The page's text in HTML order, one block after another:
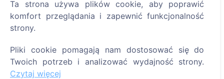
Polityka płatności
Ustawienia plików cookie
Szukaj zmarłych
Ta strona używa plików cookie, aby poprawić
komfort przeglądania i zapewnić funkcjonalność
strony.
Pliki cookie pomagają nam dostosować się do
Twoich potrzeb i analizować wydajność strony.
Czytaj więcej